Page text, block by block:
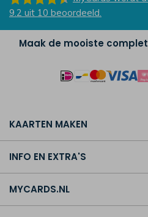
9.2 uit 10 beoordeeld.
Maak de mooiste
KAARTEN MAKEN
INFO EN EXTRA'S
MYCARDS.NL